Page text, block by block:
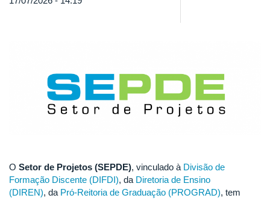
O Setor de Projetos (SEPDE), vinculado à Divisão de
Formação Discente (DIFDI), da Diretoria de Ensino
(DIREN), da Pró-Reitoria de Graduação (PROGRAD), tem